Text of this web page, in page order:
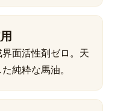
面活性剤ゼロ。天
純粋な馬油。